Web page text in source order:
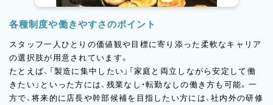
各種制度や働きやすさのポイント
スタッフ一人ひとりの価値観や目標に寄り添った柔軟なキャリア
の選択肢が用意されています。
たとえば、「製造に集中したい」「家庭と両立しながら安定して働
きたい」といった方には、残業なし・転勤なしの働き方も可能。一
方で、将来的に店長や幹部候補を目指したい方には、社内外の研修